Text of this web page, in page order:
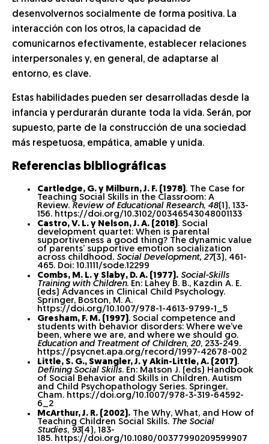
desenvolvernos socialmente de forma positiva. La
interacción con los otros, la capacidad de
comunicarnos efectivamente, establecer relaciones
interpersonales y, en general, de adaptarse al
entorno, es clave.
Estas habilidades pueden ser desarrolladas desde la
infancia y perdurarán durante toda la vida. Serán, por
supuesto, parte de la construcción de una sociedad
más respetuosa, empática, amable y unida.
Referencias bibliográficas
Cartledge, G. y Milburn, J. F. (1978). The Case for
Teaching Social Skills in the Classroom: A
Review. Review of Educational Research, 48(1), 133-
156. https://doi.org/10.3102/00346543048001133
Castro, V. L. y Nelson, J. A. (2018). Social
development quartet: When is parental
supportiveness a good thing? The dynamic value
of parents’ supportive emotion socialization
across childhood. Social Development, 27(3), 461-
465. Doi: 10.1111/sode.12299
Combs, M. L. y Slaby, D. A. (1977). Social-Skills
Training with Children. En: Lahey B. B., Kazdin A. E.
(eds) Advances in Clinical Child Psychology.
Springer, Boston, M. A.
https://doi.org/10.1007/978-1-4613-9799-1_5
Gresham, F. M. (1997). Social competence and
students with behavior disorders: Where we’ve
been, where we are, and where we should go.
Education and Treatment of Children, 20, 233-249.
https://psycnet.apa.org/record/1997-42678-002
Little, S. G., Swangler, J. y Akin-Little, A. (2017).
Defining Social Skills. En: Matson J. (eds) Handbook
of Social Behavior and Skills in Children. Autism
and Child Psychopathology Series. Springer,
Cham. https://doi.org/10.1007/978-3-319-64592-
6_2
McArthur, J. R. (2002). The Why, What, and How of
Teaching Children Social Skills. The Social
Studies, 93(4), 183-
185. https://doi.org/10.1080/00377990209599907